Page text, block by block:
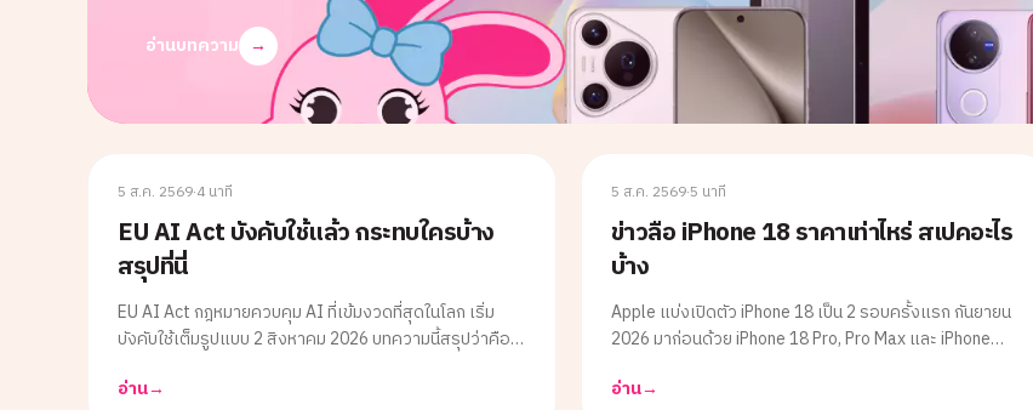
อ่านบทความ →
เทคโนโลยี
5 ส.ค. 2569·4 นาที
EU AI Act บังคับใช้แล้ว กระทบใครบ้าง
สรุปที่นี่
EU AI Act กฎหมายควบคุม AI ที่เข้มงวดที่สุดในโลก เริ่ม
บังคับใช้เต็มรูปแบบ 2 สิงหาคม 2026 บทความนี้สรุปว่าคือ
รนด์ AI อื่นที่มาพร้อมกันในปีนี้ ทั้ง AI Agent และ
อ่าน→
5 ส.ค. 2569·5 นาที
ข่าวลือ iPhone 18 ราคาเท่าไหร่ สเปคอะไร
บ้าง
Apple แบ่งเปิดตัว iPhone 18 เป็น 2 รอบครั้งแรก กันยายน
2026 มาก่อนด้วย iPhone 18 Pro, Pro Max และ iPhone
เมตรตัวแรกของ Apple บทความนี้สรุปข่าวลือราคาและ
อ่าน→